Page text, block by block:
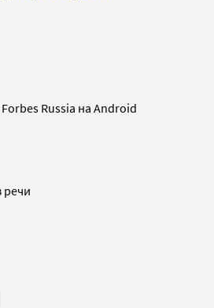
Russia на Android
речи